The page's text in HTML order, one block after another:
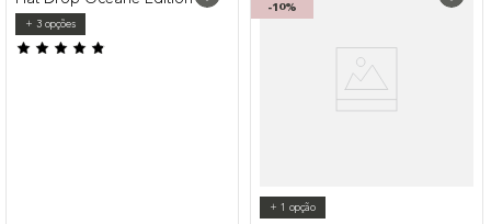
+ 3opções
-10%
+ 1 opção